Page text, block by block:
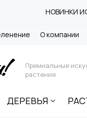
НОВИНКИ
О компании
Премиальные
растения
ДЕРЕВЬЯ